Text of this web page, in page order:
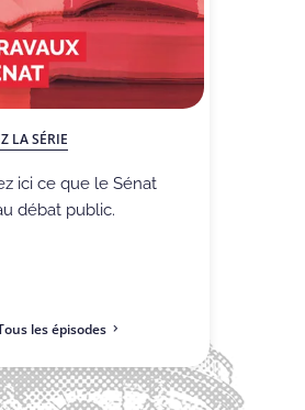
LA SÉRIE
ici ce que le Sénat
débat public.
les épisodes